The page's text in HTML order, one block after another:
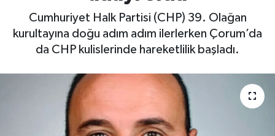
Cumhuriyet Halk Partisi (CHP) 39. Olağan
kurultayına doğu adım adım ilerlerken Çorum’da
da CHP kulislerinde hareketlilik başladı.
Bayat
Dodurga
Süper Lig Puan Durumu ve Fikstür
Son Dakika Haberleri
Haber Arşivi